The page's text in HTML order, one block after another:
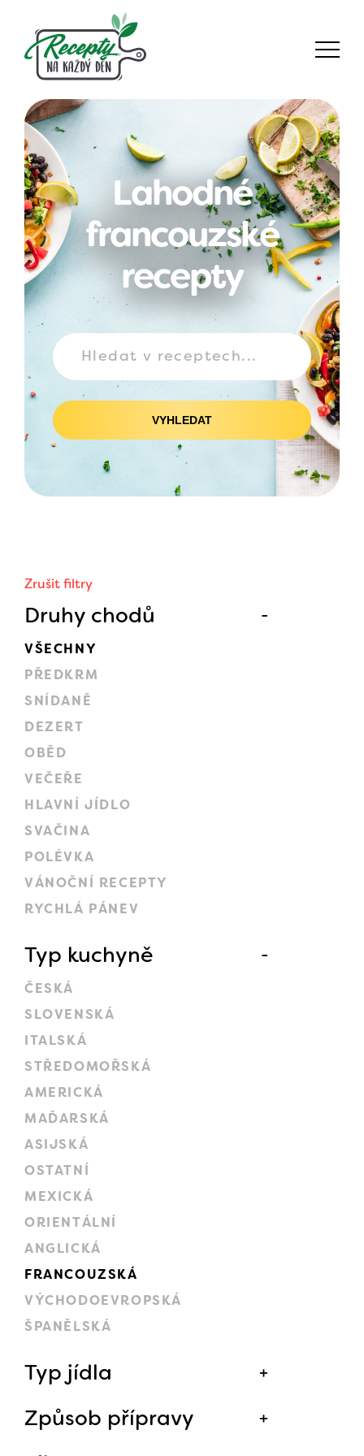
Lahodné
francouzské
recepty
VYHLEDAT
Zrušit filtry
Druhy chodů
VŠECHNY
PŘEDKRM
SNÍDANĚ
DEZERT
OBĚD
VEČEŘE
HLAVNÍ JÍDLO
SVAČINA
POLÉVKA
VÁNOČNÍ RECEPTY
RYCHLÁ PÁNEV
Typ kuchyně
ČESKÁ
SLOVENSKÁ
ITALSKÁ
STŘEDOMOŘSKÁ
AMERICKÁ
MAĎARSKÁ
ASIJSKÁ
OSTATNÍ
MEXICKÁ
ORIENTÁLNÍ
ANGLICKÁ
FRANCOUZSKÁ
VÝCHODOEVROPSKÁ
ŠPANĚLSKÁ
Typ jídla
Způsob přípravy